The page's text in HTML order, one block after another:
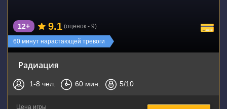
60 минут нарастающей тревоги
12+ 9.1 (оценок - 9)
Радиация
1-8 чел. 60 мин. 5/10
Цена игры